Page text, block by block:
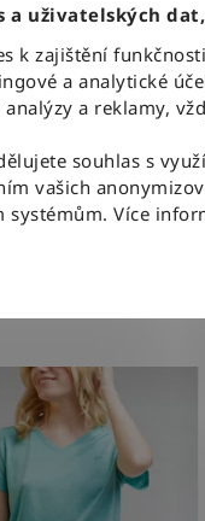
a uživatelských
k zajištění
a analytické
a reklamy,
souhlas s
vašich
systémům. Více
k tmavě